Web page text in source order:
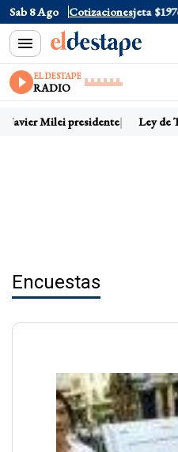
Sab 8 Ago Cotizaciones
$1520 Dólar Tarjeta $1976
EL DESTAPE
RADIO
Milei presidente Ley de
Encuestas